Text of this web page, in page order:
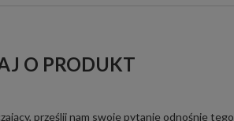
O PRODUKT
prześlij nam swoje pytanie odnośnie